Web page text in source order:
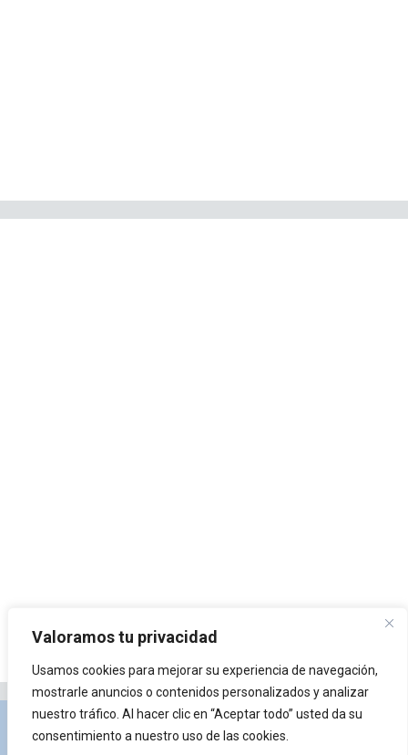
Valoramos tu privacidad
Usamos cookies para mejorar su experiencia de navegación,
mostrarle anuncios o contenidos personalizados y analizar
nuestro tráfico. Al hacer clic en “Aceptar todo” usted da su
consentimiento a nuestro uso de las cookies.
Privacidad y Política de Cookies Portal de